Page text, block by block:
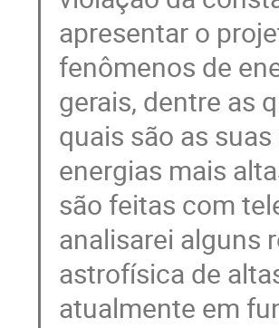
apresentar o
fenômenos de
gerais, dentre as
quais são as
energias mais
são feitas com
analisarei alguns
astrofísica de
atualmente em